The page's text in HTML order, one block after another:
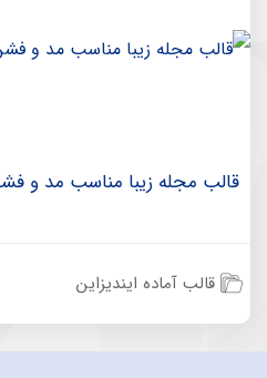
قالب مجله زیبا مناسب مد و
قالب آماده ایندیزاین